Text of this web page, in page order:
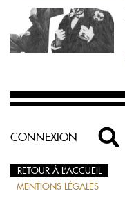
CONNEXION
RETOUR À L’ACCUEIL
MENTIONS LÉGALES